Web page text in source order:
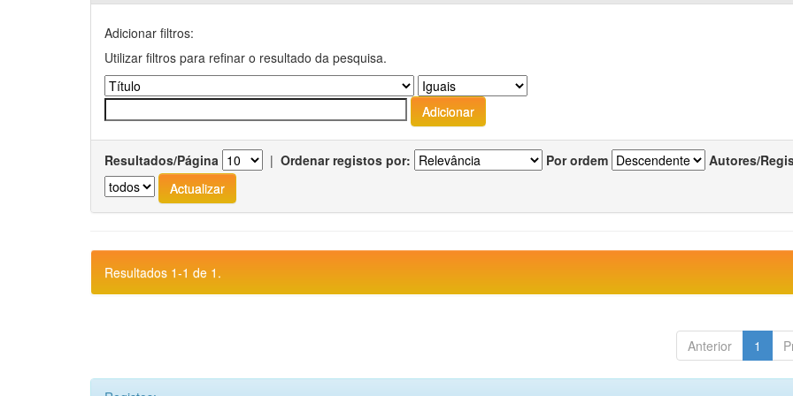
Adicionar filtros:
Utilizar filtros para refinar o resultado da pesquisa.
Resultados/Página | Ordenar registos por: Por ordem Autores/
Resultados 1-1 de 1.
Anterior 1